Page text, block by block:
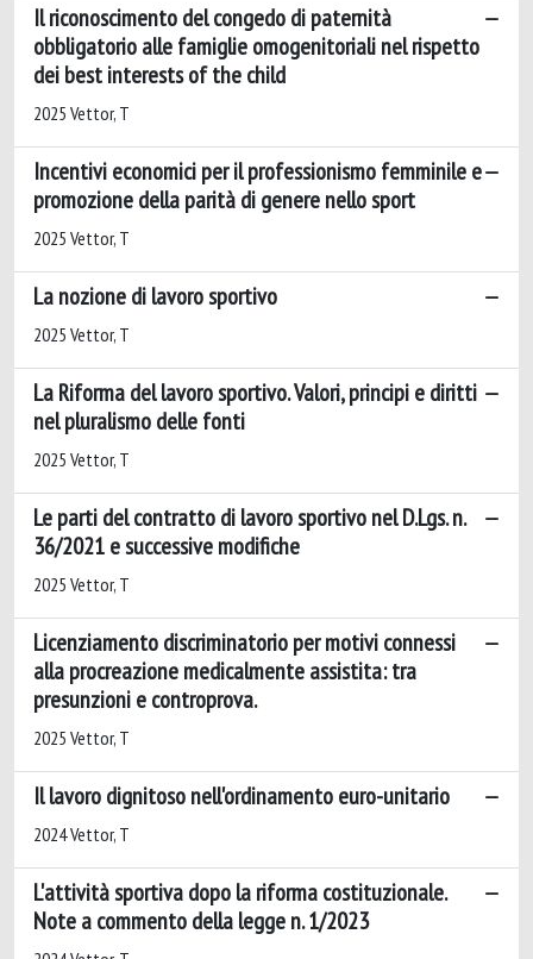
Il riconoscimento del congedo di paternità
obbligatorio alle famiglie omogenitoriali nel rispetto
dei best interests of the child
2025 Vettor, T
Incentivi economici per il professionismo femminile e
promozione della parità di genere nello sport
2025 Vettor, T
La nozione di lavoro sportivo
2025 Vettor, T
La Riforma del lavoro sportivo. Valori, principi e diritti
nel pluralismo delle fonti
2025 Vettor, T
Le parti del contratto di lavoro sportivo nel D.Lgs. n.
36/2021 e successive modifiche
2025 Vettor, T
Licenziamento discriminatorio per motivi connessi
alla procreazione medicalmente assistita: tra
presunzioni e controprova.
2025 Vettor, T
Il lavoro dignitoso nell'ordinamento euro-unitario
2024 Vettor, T
L'attività sportiva dopo la riforma costituzionale.
Note a commento della legge n. 1/2023